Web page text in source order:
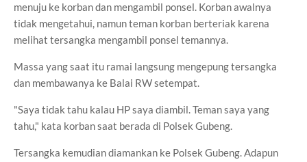
menuju ke korban dan mengambil ponsel. Korban awalnya
tidak mengetahui, namun teman korban berteriak karena
melihat tersangka mengambil ponsel temannya.
Massa yang saat itu ramai langsung mengepung tersangka
dan membawanya ke Balai RW setempat.
"Saya tidak tahu kalau HP saya diambil. Teman saya yang
tahu," kata korban saat berada di Polsek Gubeng.
Tersangka kemudian diamankan ke Polsek Gubeng. Adapun